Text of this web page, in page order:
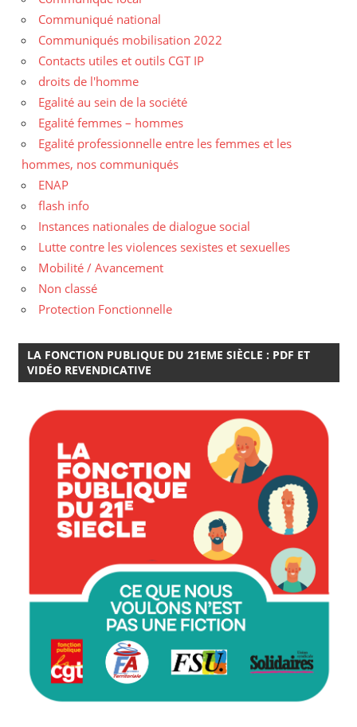
Communiqué national
Communiqués mobilisation 2022
Contacts utiles et outils CGT IP
droits de l'homme
Egalité au sein de la société
Egalité femmes – hommes
Egalité professionnelle entre les femmes et les
hommes, nos communiqués
ENAP
flash info
Instances nationales de dialogue social
Lutte contre les violences sexistes et sexuelles
Mobilité / Avancement
Non classé
Protection Fonctionnelle
LA FONCTION PUBLIQUE DU 21EME SIÈCLE : PDF ET
VIDÉO REVENDICATIVE